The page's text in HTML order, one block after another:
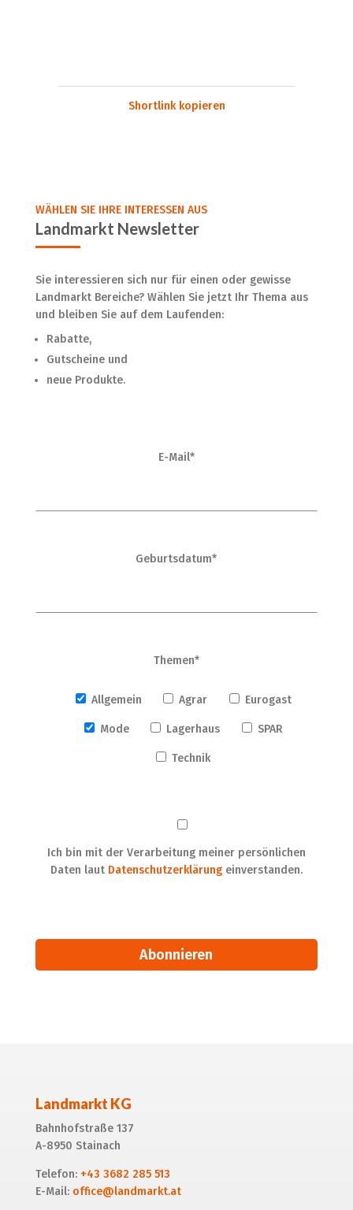
Shortlink kopieren
E-Mail*
Geburtsdatum*
Themen*
Allgemein Agrar Eurogast
Mode Lagerhaus SPAR
Technik
Ich bin mit der Verarbeitung meiner persönlichen
Daten laut Datenschutzerklärungeinverstanden.
WÄHLEN SIE IHRE INTERESSEN AUS
Landmarkt Newsletter
Sie interessieren sich nur für einen oder gewisse
Landmarkt Bereiche? Wählen Sie jetzt Ihr Thema aus
und bleiben Sie auf dem Laufenden:
Rabatte,
Gutscheine und
neue Produkte.
Landmarkt KG
Bahnhofstraße 137
A-8950 Stainach
Telefon: +43 3682 285 513
E-Mail: office@landmarkt.at